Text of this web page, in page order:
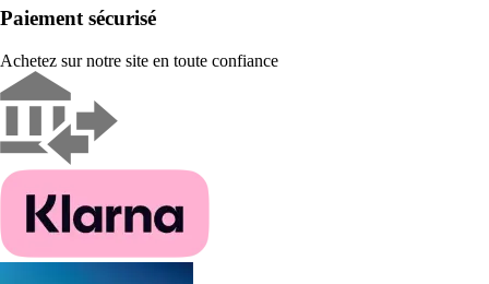
Paiement sécurisé
Achetez sur notre site en toute confiance